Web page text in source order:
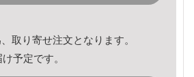
取り寄せ注文となります。
予定です。